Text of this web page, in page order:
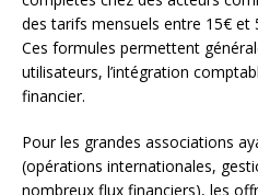
des tarifs mensuels entre 15€ et
Ces formules permettent
utilisateurs, l’intégration
financier.
Pour les grandes associations
(opérations internationales,
nombreux flux financiers), les